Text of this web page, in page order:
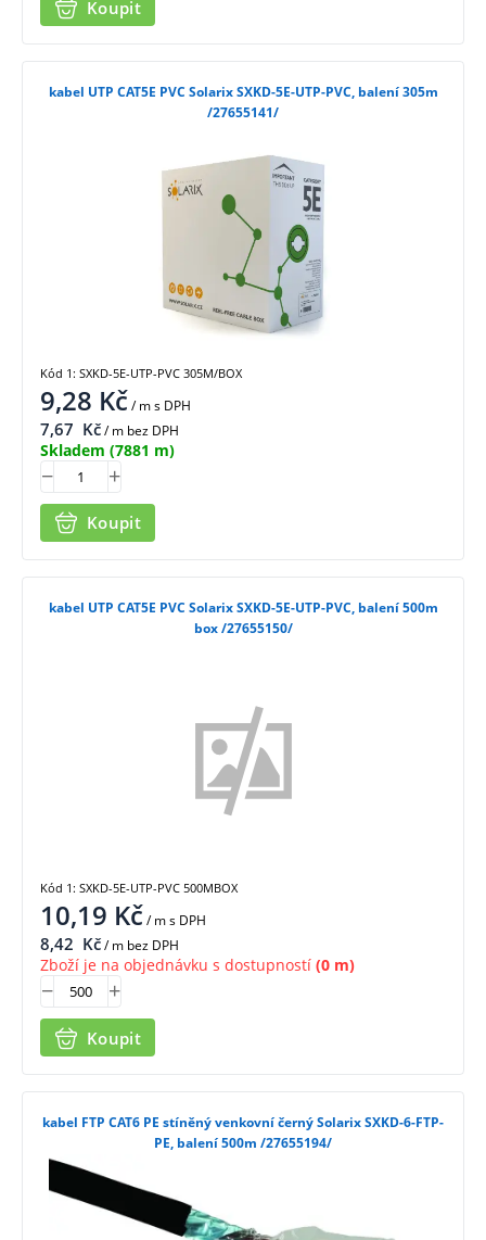
Koupit
kabel UTP CAT5E PVC Solarix SXKD-5E-UTP-PVC, balení 305m
/27655141/
9,28 Kč/ ms DPH
7,67 Kč/ m bez DPH
Skladem (7881 m)
Koupit
Kód 1: SXKD-5E-UTP-PVC 305M/BOX
kabel UTP CAT5E PVC Solarix SXKD-5E-UTP-PVC, balení 500m
box /27655150/
10,19 Kč/ ms DPH
8,42 Kč/ m bez DPH
Zboží je na objednávku s dostupností (0 m)
Koupit
Kód 1: SXKD-5E-UTP-PVC 500MBOX
kabel FTP CAT6 PE stíněný venkovní černý Solarix SXKD-6-FTP-
PE, balení 500m /27655194/